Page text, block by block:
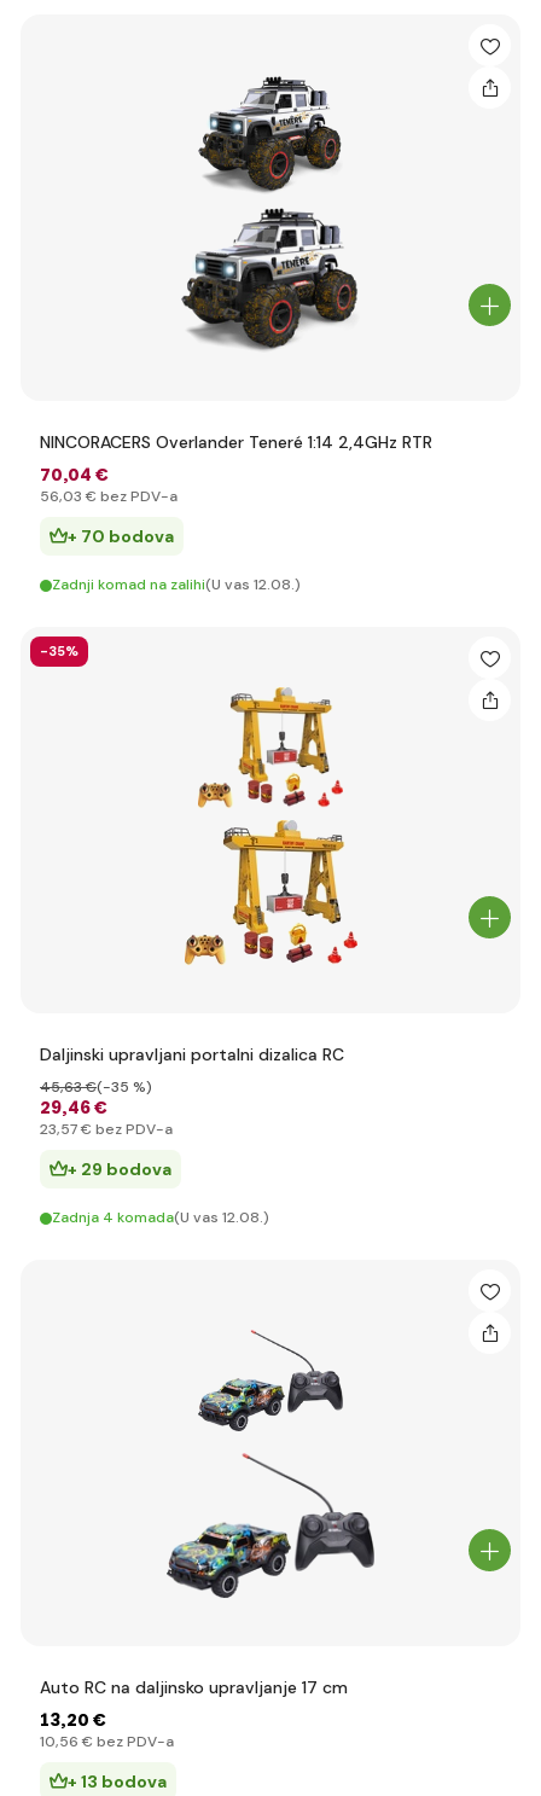
NINCORACERS Overlander Teneré 1:14 2,4GHz RTR
70,04 €
56,03 € bez PDV-a
+ 70 bodova
Zadnji komad na zalihi(U vas 12.08.)
-35%
Daljinski upravljani portalni dizalica RC
29,46 €
45,63 €(-35 %)
23,57 € bez PDV-a
+ 29 bodova
Zadnja 4 komada(U vas 12.08.)
Auto RC na daljinsko upravljanje 17 cm
13,20 €
10,56 € bez PDV-a
+ 13 bodova